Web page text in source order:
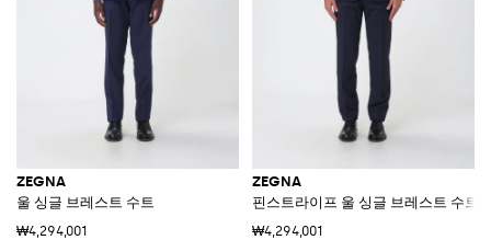
ZEGNA
울 싱글 브레스트 수트
₩4,294,001
ZEGNA
핀스트라이프 울 싱글 브레스트 수트
₩4,294,001